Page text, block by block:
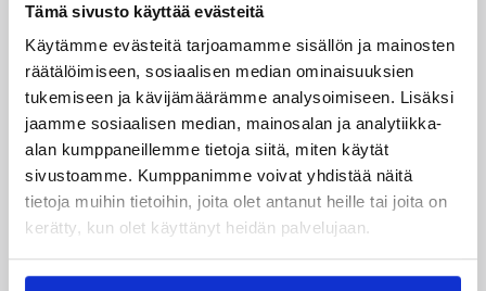
Tämä sivusto käyttää evästeitä
Käytämme evästeitä tarjoamamme sisällön ja mainosten
räätälöimiseen, sosiaalisen median ominaisuuksien
tukemiseen ja kävijämäärämme analysoimiseen. Lisäksi
jaamme sosiaalisen median, mainosalan ja analytiikka-
alan kumppaneillemme tietoja siitä, miten käytät
sivustoamme. Kumppanimme voivat yhdistää näitä
tietoja muihin tietoihin, joita olet antanut heille tai joita on
kerätty, kun olet käyttänyt heidän palvelujaan.
kakkosliigassa Kircheimin 103-95 pommitettuaan
päätösneljänneksellä hurjat 39 pistettä. Herten on 16
joukkueen sarjassa kahdeksantena voittosuhteellaan
11-11.
Ville Kauniston seura Qalat Cajasol kärsi neljännen
peräkkäisen tappionsa Espanjan kolmosliigassa, kun
CB Prat Joventut haki siitä niukan 71-70-vierasvoiton.
204-senttinen Kaunisto kauhoi ottelussa peräti 17
levypalloa, jonka lisäksi suomalaislaituri teki vajaassa
28 peliminuutissaan 12 pistettä. Kaunisto on sarjan
levypallotilastossa kahdeksantena keskiarvollaan 8,0.